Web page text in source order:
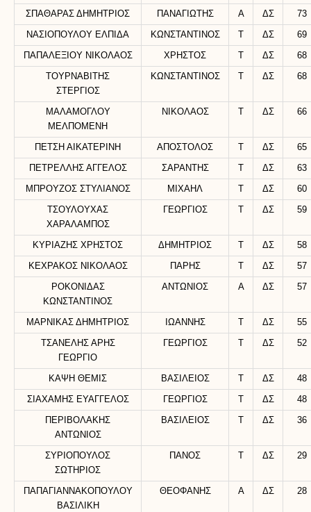
ΣΠΑΘΑΡΑΣ ΔΗΜΗΤΡΙΟΣ ΠΑΝΑΓΙΩΤΗΣ Α ΔΣ 73
ΝΑΣΙΟΠΟΥΛΟΥ ΕΛΠΙΔΑ ΚΩΝΣΤΑΝΤΙΝΟΣ ΔΣ 69
ΠΑΠΑΛΕΞΙΟΥ ΝΙΚΟΛΑΟΣ ΧΡΗΣΤΟΣ ΔΣ 68
ΤΟΥΡΝΑΒΙΤΗΣ
ΣΤΕΡΓΙΟΣ
ΚΩΝΣΤΑΝΤΙΝΟΣ ΔΣ 68
ΜΑΛΑΜΟΓΛΟΥ
ΜΕΛΠΟΜΕΝΗ
ΝΙΚΟΛΑΟΣ ΔΣ 66
ΠΕΤΣΗ ΑΙΚΑΤΕΡΙΝΗ ΑΠΟΣΤΟΛΟΣ ΔΣ 65
ΠΕΤΡΕΛΛΗΣ ΑΓΓΕΛΟΣ ΣΑΡΑΝΤΗΣ ΔΣ 63
ΜΠΡΟΥΖΟΣ ΣΤΥΛΙΑΝΟΣ ΜΙΧΑΗΛ ΔΣ 60
ΤΣΟΥΛΟΥΧΑΣ
ΧΑΡΑΛΑΜΠΟΣ
ΓΕΩΡΓΙΟΣ ΔΣ 59
ΚΥΡΙΑΖΗΣ ΧΡΗΣΤΟΣ ΔΗΜΗΤΡΙΟΣ ΔΣ 58
ΚΕΧΡΑΚΟΣ ΝΙΚΟΛΑΟΣ ΠΑΡΗΣ ΔΣ 57
ΡΟΚΟΝΙΔΑΣ
ΚΩΝΣΤΑΝΤΙΝΟΣ
ΑΝΤΩΝΙΟΣ Α ΔΣ 57
ΜΑΡΝΙΚΑΣ ΔΗΜΗΤΡΙΟΣ ΙΩΑΝΝΗΣ ΔΣ 55
ΤΣΑΝΕΛΗΣ ΑΡΗΣ
ΓΕΩΡΓΙΟ
ΓΕΩΡΓΙΟΣ ΔΣ 52
ΚΑΨΗ ΘΕΜΙΣ ΒΑΣΙΛΕΙΟΣ ΔΣ 48
ΣΙΑΧΑΜΗΣ ΕΥΑΓΓΕΛΟΣ ΓΕΩΡΓΙΟΣ ΔΣ 48
ΠΕΡΙΒΟΛΑΚΗΣ
ΑΝΤΩΝΙΟΣ
ΒΑΣΙΛΕΙΟΣ ΔΣ 36
ΣΥΡΙΟΠΟΥΛΟΣ
ΣΩΤΗΡΙΟΣ
ΠΑΝΟΣ ΔΣ 29
ΠΑΠΑΓΙΑΝΝΑΚΟΠΟΥΛΟΥ
ΒΑΣΙΛΙΚΗ
ΘΕΟΦΑΝΗΣ Α ΔΣ 28